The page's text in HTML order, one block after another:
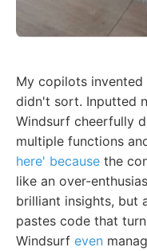
My copilots
didn't sort. Inputted
Windsurf cheerfully
multiple functions
here' because the
like an over-
brilliant insights, but
pastes code that
Windsurf even